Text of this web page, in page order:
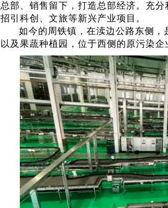
总部、销售留下，打造总部经济。充
招引科创、文旅等新兴产业项目。
如今的周铁镇，在渎边公路东侧
以及果蔬种植园，位于西侧的原污染